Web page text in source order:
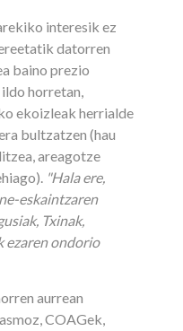
interesik ez
datorren
baino prezio
horretan,
ekoizleak herrialde
bultzatzen (hau
areagotze
"Hala ere,
eskaintzaren
Txinak,
ezaren ondorio
aurrean
COAGek,